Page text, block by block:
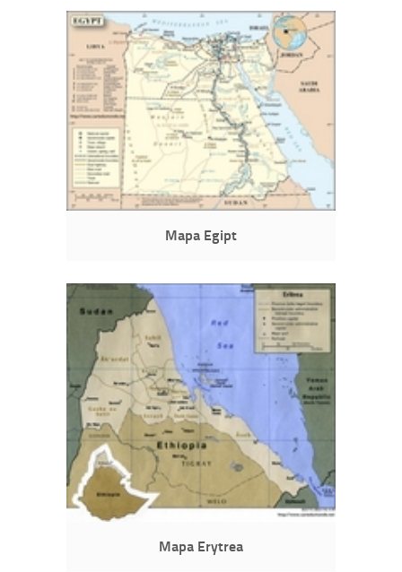
Mapa Egipt
Mapa Erytrea